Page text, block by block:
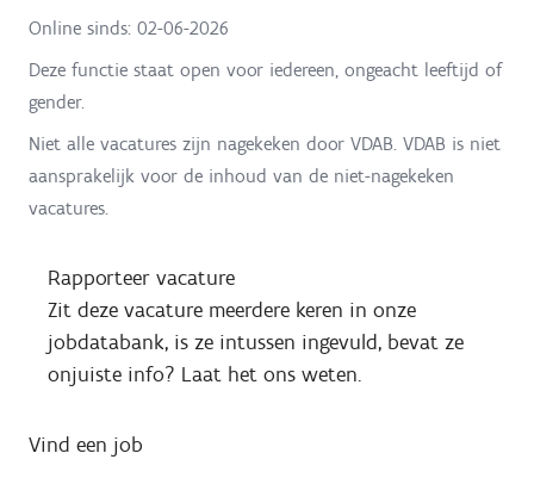
Online sinds: 02-06-2026
Deze functie staat open voor iedereen, ongeacht leeftijd of
gender.
Niet alle vacatures zijn nagekeken door VDAB. VDAB is niet
aansprakelijk voor de inhoud van de niet-nagekeken
vacatures.
Rapporteer vacature
Zit deze vacature meerdere keren in onze
jobdatabank, is ze intussen ingevuld, bevat ze
onjuiste info? Laat het ons weten.
Vind een job